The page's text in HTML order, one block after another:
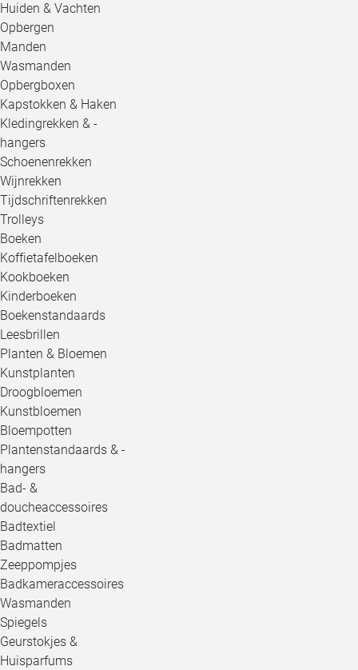
Huiden & Vachten
Opbergen
Manden
Wasmanden
Opbergboxen
Kapstokken & Haken
Kledingrekken & -
hangers
Schoenenrekken
Wijnrekken
Tijdschriftenrekken
Trolleys
Boeken
Koffietafelboeken
Kookboeken
Kinderboeken
Boekenstandaards
Leesbrillen
Planten & Bloemen
Kunstplanten
Droogbloemen
Kunstbloemen
Bloempotten
Plantenstandaards & -
hangers
Bad- &
doucheaccessoires
Badtextiel
Badmatten
Zeeppompjes
Badkameraccessoires
Wasmanden
Spiegels
Geurstokjes &
Huisparfums